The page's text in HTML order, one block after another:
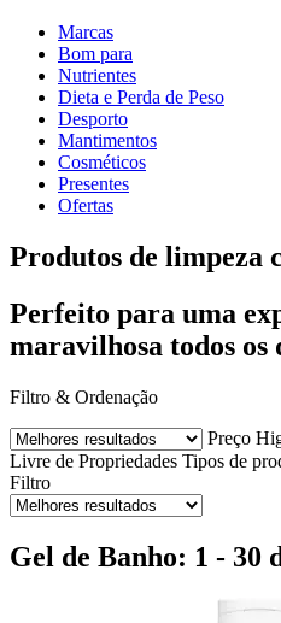
Marcas
Bom para
Nutrientes
Dieta e Perda de Peso
Desporto
Mantimentos
Cosméticos
Presentes
Ofertas
Produtos de limpeza
Perfeito para uma
maravilhosa todos os
Filtro & Ordenação
Preço
Livre de Propriedades Tipos de
Filtro
Gel de Banho: 1 - 30